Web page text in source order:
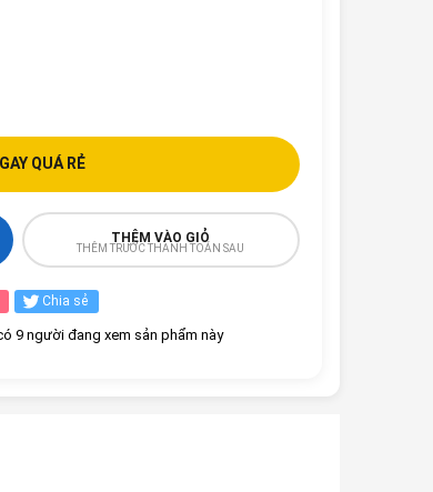
QUÁ RẺ
THÊM VÀO GIỎ
THÊM TRƯỚC THANH TOÁN SAU
Chia sẻ
9 người đang xem sản phẩm này